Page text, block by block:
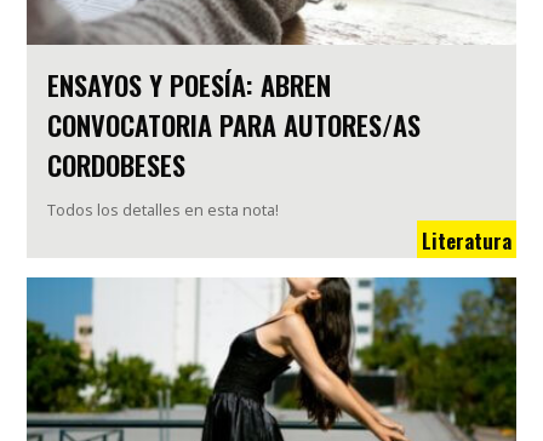
ENSAYOS Y POESÍA: ABREN
CONVOCATORIA PARA AUTORES/AS
CORDOBESES
Todos los detalles en esta nota!
Literatura